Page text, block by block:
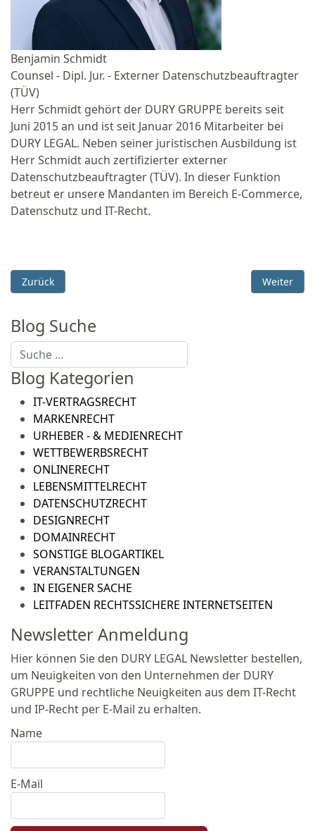
Benjamin Schmidt
Counsel - Dipl. Jur. - Externer Datenschutzbeauftragter
(TÜV)
Herr Schmidt gehört der DURY GRUPPE bereits seit
Juni 2015 an und ist seit Januar 2016 Mitarbeiter bei
DURY LEGAL. Neben seiner juristischen Ausbildung ist
Herr Schmidt auch zertifizierter externer
Datenschutzbeauftragter (TÜV). In dieser Funktion
betreut er unsere Mandanten im Bereich E-Commerce,
Datenschutz und IT-Recht.
Vorheriger Beitrag: Fake-Zahlungsaufforderungen von Frau
Zurück Nächster
Weiter
Blog Suche
Suchen
Blog Kategorien
IT-VERTRAGSRECHT
MARKENRECHT
URHEBER - & MEDIENRECHT
WETTBEWERBSRECHT
ONLINERECHT
LEBENSMITTELRECHT
DATENSCHUTZRECHT
DESIGNRECHT
DOMAINRECHT
SONSTIGE BLOGARTIKEL
VERANSTALTUNGEN
IN EIGENER SACHE
LEITFADEN RECHTSSICHERE INTERNETSEITEN
Newsletter Anmeldung
Hier können Sie den DURY LEGAL Newsletter bestellen,
um Neuigkeiten von den Unternehmen der DURY
GRUPPE und rechtliche Neuigkeiten aus dem IT-Recht
und IP-Recht per E-Mail zu erhalten.
Name
E-Mail